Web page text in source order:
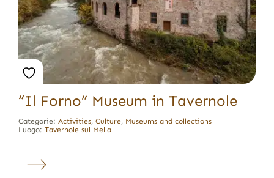
“Il Forno” Museum in Tavernole
Categorie: Activities, Culture, Museums and collections
Luogo: Tavernole sul Mella